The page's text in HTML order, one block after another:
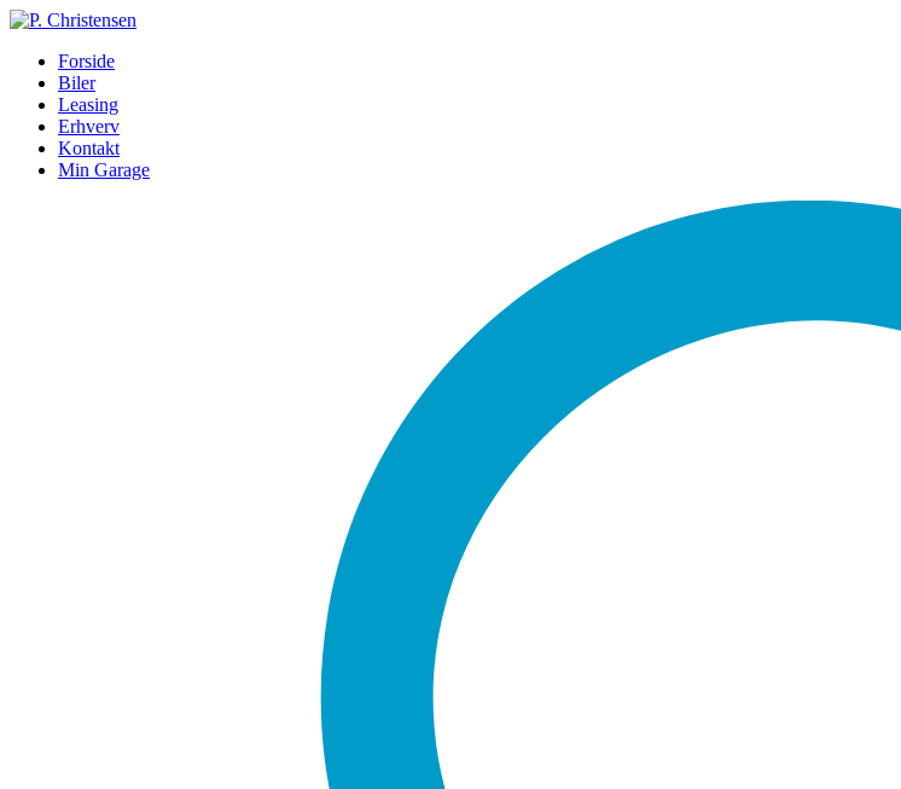
Forside
Biler
Leasing
Erhverv
Kontakt
Min Garage